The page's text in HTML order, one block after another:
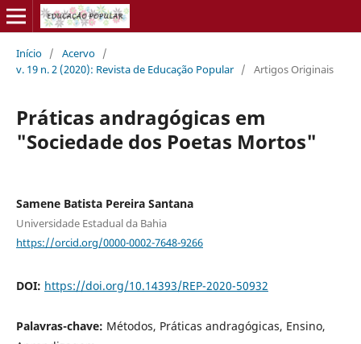
Início / Acervo /
v. 19 n. 2 (2020): Revista de Educação Popular / Artigos Originais
Práticas andragógicas em
"Sociedade dos Poetas Mortos"
Samene Batista Pereira Santana
Universidade Estadual da Bahia
https://orcid.org/0000-0002-7648-9266
DOI: https://doi.org/10.14393/REP-2020-50932
Palavras-chave: Métodos, Práticas andragógicas, Ensino,